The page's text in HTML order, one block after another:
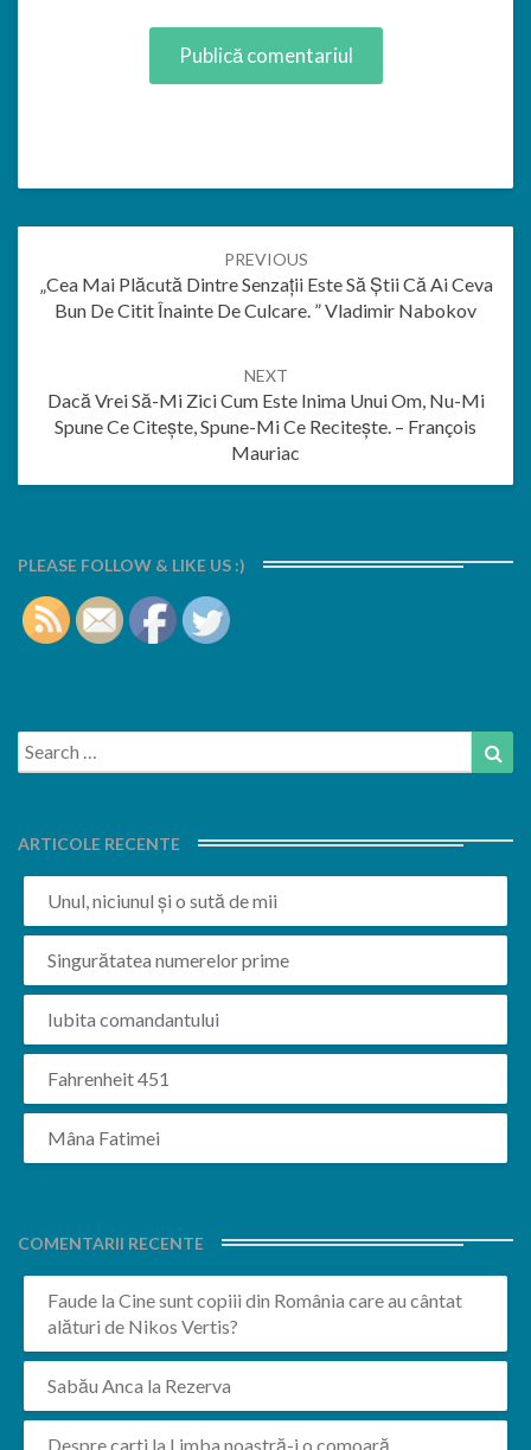
PREVIOUS
„Cea Mai Plăcută Dintre Senzații Este Să Știi Că Ai Ceva
Bun De Citit Înainte De Culcare. ” Vladimir Nabokov
NEXT
Dacă Vrei Să-Mi Zici Cum Este Inima Unui Om, Nu-Mi
Spune Ce Citeşte, Spune-Mi Ce Reciteşte. – François
Mauriac
PLEASE FOLLOW & LIKE US :)
Search
for:
ARTICOLE RECENTE
Unul, niciunul și o sută de mii
Singurătatea numerelor prime
Iubita comandantului
Fahrenheit 451
Mâna Fatimei
COMENTARII RECENTE
Faude la Cine sunt copiii din România care au cântat
alături de Nikos Vertis?
Sabău Anca la Rezerva
Despre carti la Limba noastră-i o comoară